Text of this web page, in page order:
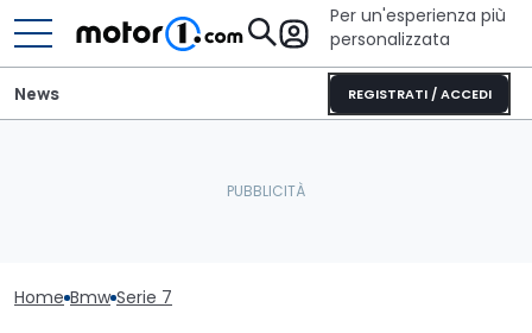
Per un'esperienza più
personalizzata
REGISTRATI / ACCEDI
News
Home Bmw Serie 7